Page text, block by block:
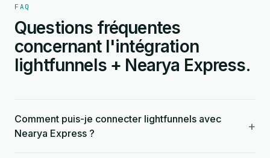
FAQ
Questions fréquentes
concernant l'intégration
lightfunnels + Nearya Express.
Comment puis-je connecter lightfunnels avec
Nearya Express ?
+